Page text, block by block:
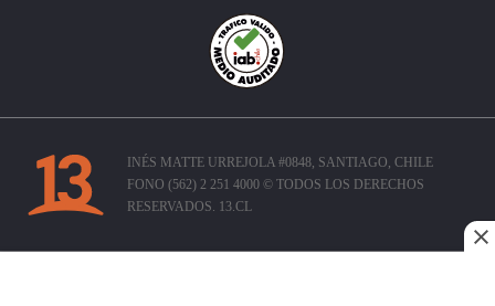
INÉS MATTE URREJOLA #0848, SANTIAGO, CHILE
FONO (562) 2 251 4000 © TODOS LOS DERECHOS
RESERVADOS. 13.CL